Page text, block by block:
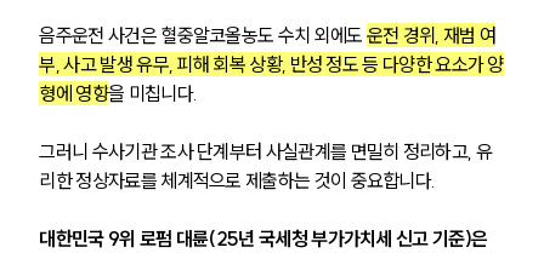
음주운전 사건은 혈중알코올농도 수치 외에도 운전 경위, 재범 여
부, 사고 발생 유무, 피해 회복 상황, 반성 정도 등 다양한 요소가 양
형에 영향을 미칩니다.
그러니 수사기관 조사 단계부터 사실관계를 면밀히 정리하고, 유
리한 정상자료를 체계적으로 제출하는 것이 중요합니다.
대한민국 9위 로펌 대륜(25년 국세청 부가가치세 신고 기준)은